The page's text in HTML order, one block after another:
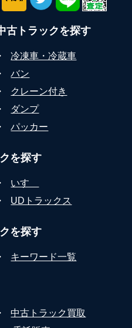
古トラックを探す
・
冷凍車・冷蔵車
・
バン
・
クレーン付き
・
ダンプ
・ パッカー
を探す
・
いすゞ
・ UDトラックス
を探す
・ キーワード一覧
・
中古トラック買取